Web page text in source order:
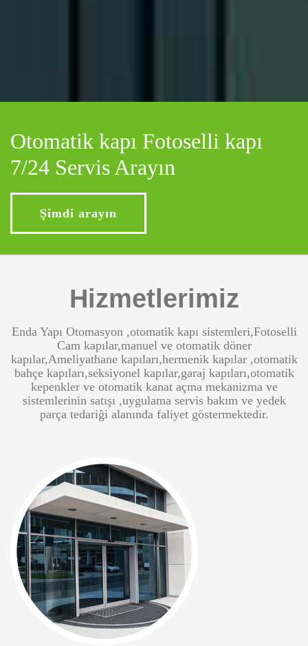
Otomatik kapı Fotoselli kapı
7/24 Servis Arayın
Şimdi arayın
Hizmetlerimiz
Enda Yapı Otomasyon ,otomatik kapı sistemleri,Fotoselli
Cam kapılar,manuel ve otomatik döner
kapılar,Ameliyathane kapıları,hermenik kapılar ,otomatik
bahçe kapıları,seksiyonel kapılar,garaj kapıları,otomatik
kepenkler ve otomatik kanat açma mekanizma ve
sistemlerinin satışı ,uygulama servis bakım ve yedek
parça tedariği alanında faliyet göstermektedir.